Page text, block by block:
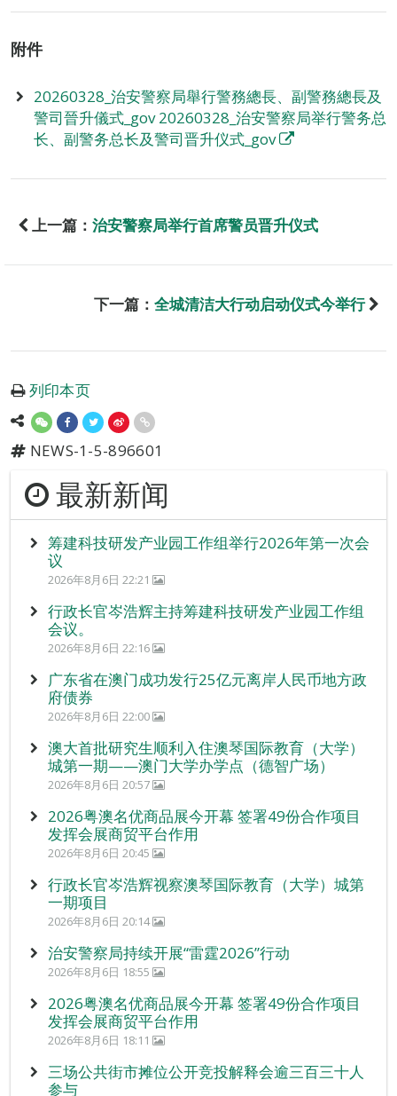
附件
20260328_治安警察局舉行警務總長、副警務總長及
警司晉升儀式_gov 20260328_治安警察局举行警务总
长、副警务总长及警司晋升仪式_gov
上一篇： 治安警察局举行首席警员晋升仪式
下一篇： 全城清洁大行动启动仪式今举行
列印本页
NEWS-1-5-896601
最新新闻
筹建科技研发产业园工作组举行2026年第一次会
议
2026年8月6日 22:21
行政长官岑浩辉主持筹建科技研发产业园工作组
会议。
2026年8月6日 22:16
广东省在澳门成功发行25亿元离岸人民币地方政
府债券
2026年8月6日 22:00
澳大首批研究生顺利入住澳琴国际教育（大学）
城第一期——澳门大学办学点（德智广场）
2026年8月6日 20:57
2026粤澳名优商品展今开幕 签署49份合作项目
发挥会展商贸平台作用
2026年8月6日 20:45
行政长官岑浩辉视察澳琴国际教育（大学）城第
一期项目
2026年8月6日 20:14
治安警察局持续开展“雷霆2026”行动
2026年8月6日 18:55
2026粤澳名优商品展今开幕 签署49份合作项目
发挥会展商贸平台作用
2026年8月6日 18:11
三场公共街市摊位公开竞投解释会逾三百三十人
参与